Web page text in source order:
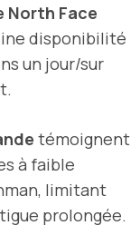
North Face
disponibilité
un jour/sur
témoignent
à faible
limitant
prolongée.